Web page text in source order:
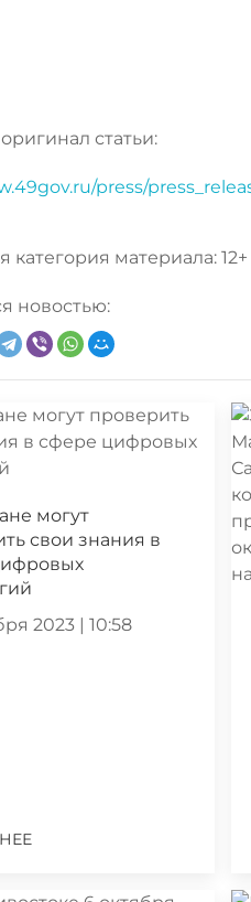
статьи:
press/
категория материала: 12+
новостью:
могут
свои знания в
2023 | 10:58